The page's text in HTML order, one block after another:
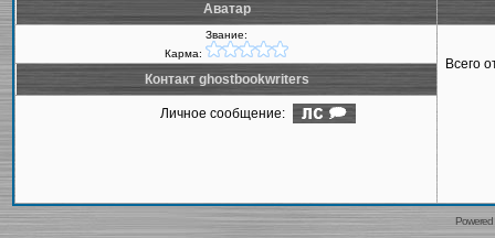
Аватар
Звание:
Карма:
Всего
Контакт ghostbookwriters
Личное сообщение: